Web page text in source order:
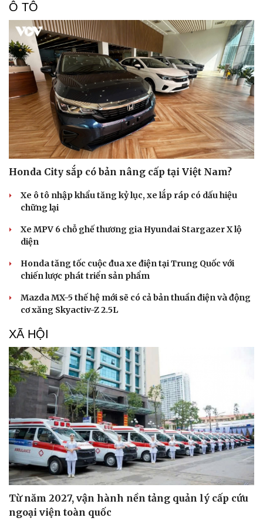
Văn hóa
Sân khấu - Điện ảnh
Văn học
Âm nhạc
Di sản
Giải trí
Nghệ sĩ
Thời trang
Sao Việt
Ô TÔ
Honda City sắp có bản nâng cấp tại Việt Nam?
Xe ô tô nhập khẩu tăng kỷ lục, xe lắp ráp có dấu hiệu
chững lại
Xe MPV 6 chỗ ghế thương gia Hyundai Stargazer X lộ
diện
Honda tăng tốc cuộc đua xe điện tại Trung Quốc với
chiến lược phát triển sản phẩm
Mazda MX-5 thế hệ mới sẽ có cả bản thuần điện và động
cơ xăng Skyactiv-Z 2.5L
XÃ HỘI
Từ năm 2027, vận hành nền tảng quản lý cấp cứu
ngoại viện toàn quốc